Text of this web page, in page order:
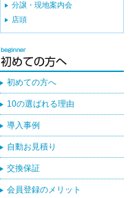
分譲・現地案内会
店頭
初めての方へ
10の選ばれる理由
導入事例
自動お見積り
交換保証
会員登録のメリット